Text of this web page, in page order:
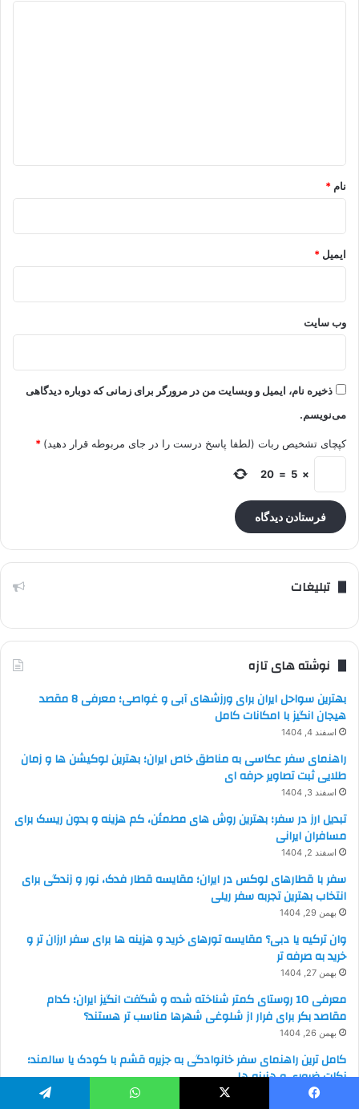
نام *
ایمیل *
وب‌ سایت
ذخیره نام، ایمیل و وبسایت من در مرورگر برای زمانی که دوباره دیدگاهی
می‌نویسم.
کپچای تشخیص ربات (لطفا پاسخ درست را در جای مربوطه قرار دهید) *
×
5
=
20
تبلیغات
نوشته های تازه
بهترین سواحل ایران برای ورزشهای آبی و غواصی؛ معرفی 8 مقصد
هیجان انگیز با امکانات کامل
اسفند 4, 1404
راهنمای سفر عکاسی به مناطق خاص ایران؛ بهترین لوکیشن ها و زمان
طلایی ثبت تصاویر حرفه ای
اسفند 3, 1404
تبدیل ارز در سفر؛ بهترین روش های مطمئن، کم هزینه و بدون ریسک برای
مسافران ایرانی
اسفند 2, 1404
سفر با قطارهای لوکس در ایران؛ مقایسه قطار فدک، نور و زندگی برای
انتخاب بهترین تجربه سفر ریلی
بهمن 29, 1404
وان ترکیه یا دبی؟ مقایسه تورهای خرید و هزینه ها برای سفر ارزان تر و
خرید به صرفه تر
بهمن 27, 1404
معرفی 10 روستای کمتر شناخته شده و شگفت انگیز ایران؛ کدام
مقاصد بکر برای فرار از شلوغی شهرها مناسب تر هستند؟
بهمن 26, 1404
کامل ترین راهنمای سفر خانوادگی به جزیره قشم با کودک یا سالمند؛
نکات ضروری و هزینه ها
بهمن 25, 1404